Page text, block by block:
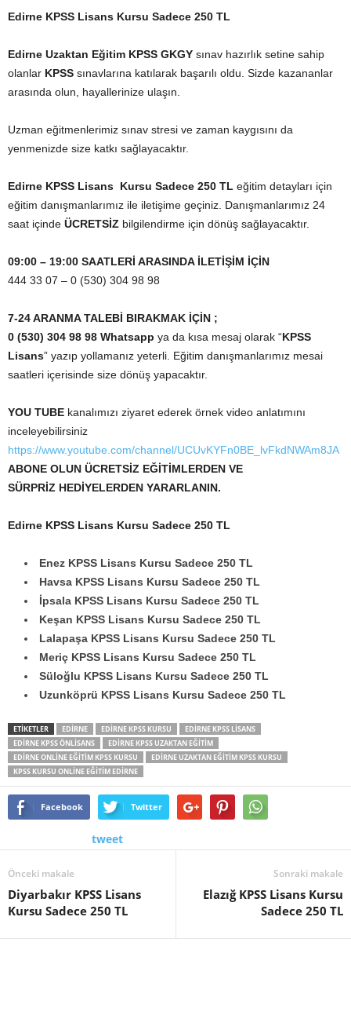
Edirne KPSS Lisans Kursu Sadece 250 TL
Edirne Uzaktan Eğitim KPSS GKGY sınav hazırlık setine sahip
olanlar KPSS sınavlarına katılarak başarılı oldu. Sizde kazananlar
arasında olun, hayallerinize ulaşın.
Uzman eğitmenlerimiz sınav stresi ve zaman kaygısını da
yenmenizde size katkı sağlayacaktır.
Edirne KPSS Lisans Kursu Sadece 250 TL eğitim detayları için
eğitim danışmanlarımız ile iletişime geçiniz. Danışmanlarımız 24
saat içinde ÜCRETSİZ bilgilendirme için dönüş sağlayacaktır.
09:00 – 19:00 SAATLERİ ARASINDA İLETİŞİM İÇİN
444 33 07 – 0 (530) 304 98 98
7-24 ARANMA TALEBİ BIRAKMAK İÇİN ;
0 (530) 304 98 98 Whatsapp ya da kısa mesaj olarak “KPSS
Lisans” yazıp yollamanız yeterli. Eğitim danışmanlarımız mesai
saatleri içerisinde size dönüş yapacaktır.
YOU TUBE kanalımızı ziyaret ederek örnek video anlatımını
inceleyebilirsiniz
https://www.youtube.com/channel/UCUvKYFn0BE_lvFkdNWAm8JA
ABONE OLUN ÜCRETSİZ EĞİTİMLERDEN VE
SÜRPRİZ HEDİYELERDEN YARARLANIN.
Edirne KPSS Lisans Kursu Sadece 250 TL
Enez KPSS Lisans Kursu Sadece 250 TL
Havsa KPSS Lisans Kursu Sadece 250 TL
İpsala KPSS Lisans Kursu Sadece 250 TL
Keşan KPSS Lisans Kursu Sadece 250 TL
Lalapaşa KPSS Lisans Kursu Sadece 250 TL
Meriç KPSS Lisans Kursu Sadece 250 TL
Süloğlu KPSS Lisans Kursu Sadece 250 TL
Uzunköprü KPSS Lisans Kursu Sadece 250 TL
ETİKETLER EDIRNE EDIRNE KPSS KURSU
EDIRNE KPSS LISANS
EDIRNE KPSS ÖNLISANS
EDIRNE KPSS UZAKTAN EĞITIM
EDIRNE ONLINE EĞITIM KPSS KURSU
EDIRNE UZAKTAN EĞITIM KPSS KURSU
KPSS KURSU ONLINE EĞITIM EDIRNE
Facebook Twitter
tweet
Önceki makale
Diyarbakır KPSS Lisans
Kursu Sadece 250 TL
Sonraki makale
Elazığ KPSS Lisans Kursu
Sadece 250 TL